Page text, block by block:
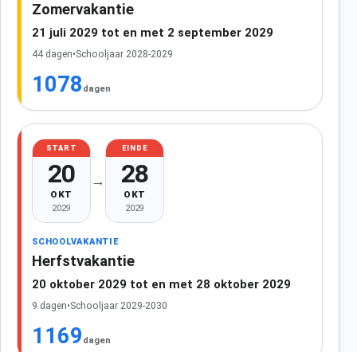
Zomervakantie
21 juli 2029 tot en met 2 september 2029
44 dagen•Schooljaar 2028-2029
1078 dagen
START
20
OKT
2029
→
EINDE
28
OKT
2029
SCHOOLVAKANTIE
Herfstvakantie
20 oktober 2029 tot en met 28 oktober 2029
9 dagen•Schooljaar 2029-2030
1169 dagen